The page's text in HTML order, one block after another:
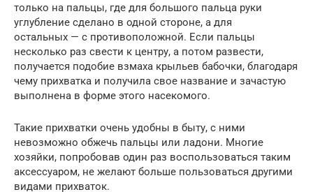
только на пальцы, где для большого пальца руки
углубление сделано в одной стороне, а для
остальных — с противоположной. Если пальцы
несколько раз свести к центру, а потом развести,
получается подобие взмаха крыльев бабочки, благодаря
чему прихватка и получила свое название и зачастую
выполнена в форме этого насекомого.
Такие прихватки очень удобны в быту, с ними
невозможно обжечь пальцы или ладони. Многие
хозяйки, попробовав один раз воспользоваться таким
аксессуаром, не желают больше пользоваться другими
видами прихваток.